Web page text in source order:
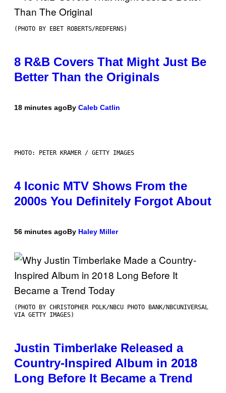
(PHOTO BY EBET ROBERTS/REDFERNS)
8 R&B Covers That Might Just Be
Better Than the Originals
18 minutes agoBy Caleb Catlin
PHOTO: PETER KRAMER / GETTY IMAGES
4 Iconic MTV Shows From the
2000s You Definitely Forgot About
56 minutes agoBy Haley Miller
(PHOTO BY CHRISTOPHER POLK/NBCU PHOTO BANK/NBCUNIVERSAL
VIA GETTY IMAGES)
Justin Timberlake Released a
Country-Inspired Album in 2018
Long Before It Became a Trend